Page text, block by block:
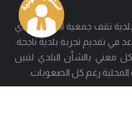
من 1000 سلطة بلدية تقف جمعية العمل البلدي
في تقديم تجربة بلدية ناجحة.
معني بالشأن البلدي لتبين
رغم كل الصعوبات.